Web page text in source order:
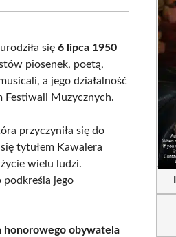
się6 lipca 1950
piosenek, poetą,
a jego działalność
Festiwali Muzycznych.
przyczyniła się do
tytułem Kawalera
wielu ludzi.
podkreśla jego
honorowego obywatela